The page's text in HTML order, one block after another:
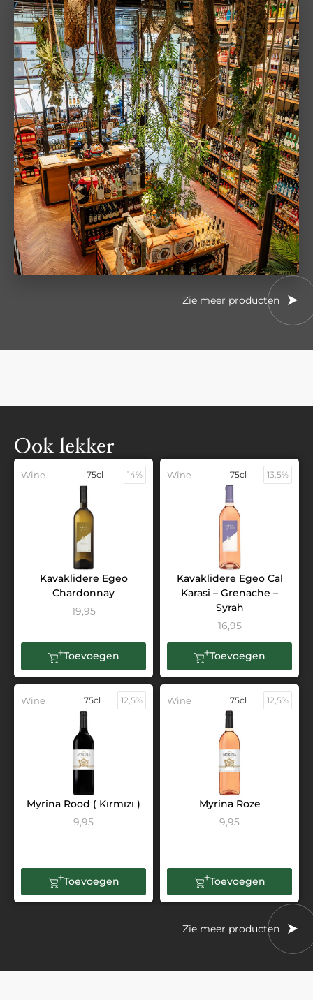
Zie meer producten
Ook lekker
Wine 75cl 14%
Kavaklidere Egeo
Chardonnay
19,95
Toevoegen
Wine 75cl 13.5%
Kavaklidere Egeo Cal
Karasi – Grenache –
Syrah
16,95
Toevoegen
Wine 75cl 12,5%
Myrina Rood ( Kırmızı )
9,95
Toevoegen
Wine 75cl 12,5%
Myrina Roze
9,95
Toevoegen
Zie meer producten